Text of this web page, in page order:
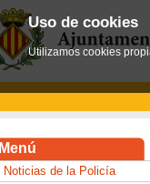
Menú
Noticias de la Policía
Uso de cookies
Utilizamos cookies